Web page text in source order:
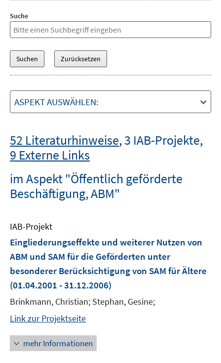
Suche
ASPEKT AUSWÄHLEN:
52 Literaturhinweise,3 IAB-Projekte,
9 Externe Links
im Aspekt "Öffentlich geförderte
Beschäftigung, ABM"
IAB-Projekt
Eingliederungseffekte und weiterer Nutzen von
ABM und SAM für die Geförderten unter
besonderer Berücksichtigung von SAM für Ältere
(01.04.2001 - 31.12.2006)
Brinkmann, Christian; Stephan, Gesine;
Link zur Projektseite
mehr Informationen